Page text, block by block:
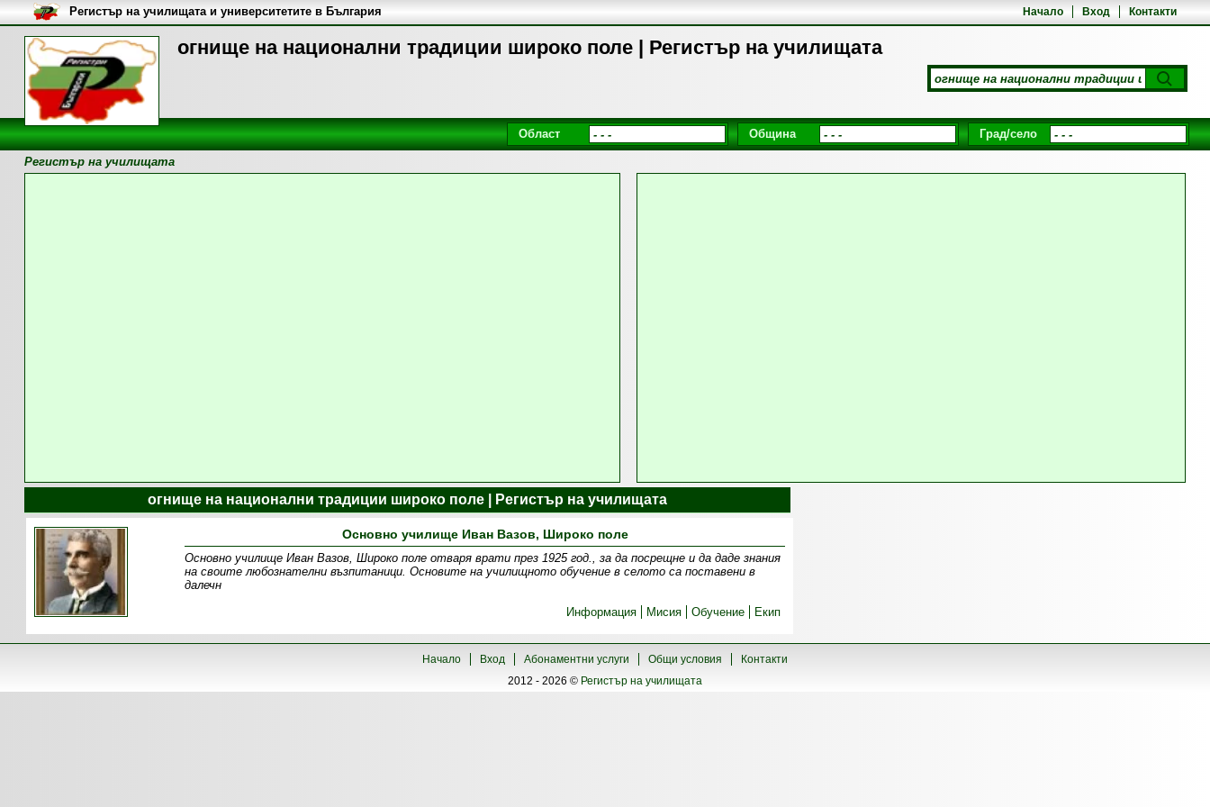
огнище на национални традиции широко поле | Регистър на училищата
Начало Вход Контакти
Регистър на училищата и университетите в България
Област Община Град/село
Регистър на училищата
огнище на национални традиции широко поле | Регистър на училищата
Основно училище Иван Вазов, Широко поле
Основно училище Иван Вазов, Широко поле отваря врати през 1925 год., за да посрещне и да даде знания
на своите любознателни възпитаници. Основите на училищното обучение в селото са поставени в
далечн
Информация
Мисия Обучение Екип
Начало Вход Абонаментни услуги Общи условия
Контакти
2012 - 2026 © Регистър на училищата